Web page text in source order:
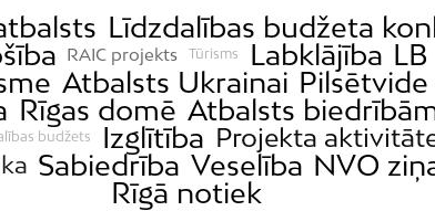
Līdzdalības budžeta
RAIC projekts Tūrisms Labklājība
Atbalsts Ukrainai Pilsētvide
Rīgas domē Atbalsts
budžets Izglītība Projekta
Sabiedrība Veselība NVO
Rīgā notiek